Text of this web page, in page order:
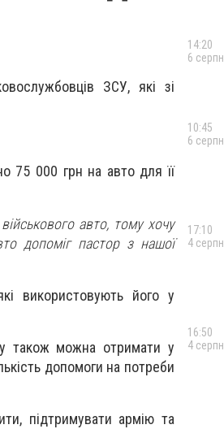
ЗСУ, які зі
75 000 грн на авто для її
авто, тому хочу
допоміг пастор з нашої
використовують його у
також можна отримати у
допомоги на потреби
підтримувати армію та
14:20
6
10:45
6
17:10
4
16:50
4